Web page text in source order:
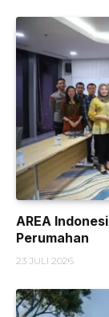
AREA
Perumahan
23 JULI 2026